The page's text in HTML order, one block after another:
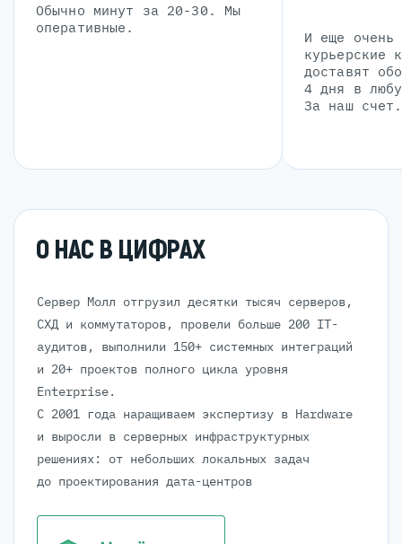
Обычно минут за 20-30. Мы
оперативные.
И еще очень
курьерские
доставят
4 дня в
За наш счет.
О НАС В ЦИФРАХ
Сервер Молл отгрузил десятки тысяч серверов,
СХД и коммутаторов, провели больше 200 IT-
аудитов, выполнили 150+ системных интеграций
и 20+ проектов полного цикла уровня
Enterprise.
С 2001 года наращиваем экспертизу в Hardware
и выросли в серверных инфраструктурных
решениях: от небольших локальных задач
до проектирования дата-центров